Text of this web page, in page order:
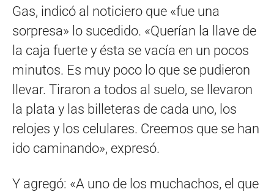
Gas, indicó al noticiero que «fue una
sorpresa» lo sucedido. «Querían la llave de
la caja fuerte y ésta se vacía en un pocos
minutos. Es muy poco lo que se pudieron
llevar. Tiraron a todos al suelo, se llevaron
la plata y las billeteras de cada uno, los
relojes y los celulares. Creemos que se han
ido caminando», expresó.
Y agregó: «A uno de los muchachos, el que